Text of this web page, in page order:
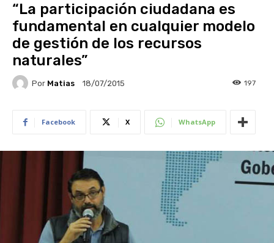
“La participación ciudadana es
fundamental en cualquier modelo
de gestión de los recursos
naturales”
Por Matias 18/07/2015 197
Facebook X WhatsApp